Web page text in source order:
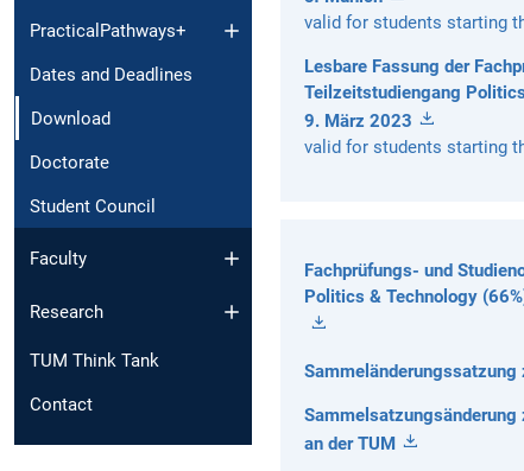
PracticalPathways+
Dates and Deadlines
Download
Doctorate
Student Council
Faculty
Research
TUM Think Tank
Contact
valid for students starting
Lesbare Fassung der
Teilzeitstudiengang
9. März 2023
valid for students starting
Fachprüfungs- und
Politics & Technology
Sammeländerungssatzung
an der TUM